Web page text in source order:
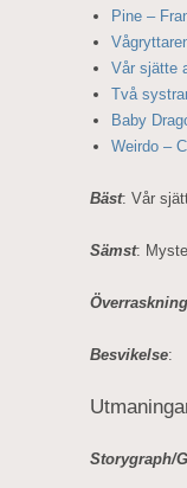
Pine –
Vår sjätte
Två
Baby
Weirdo –
Bäst: Vår
Sämst:
Överraskning
Besvikelse:
Storygraph/